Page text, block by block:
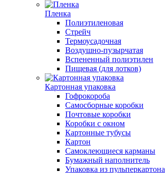
Пленка
Полиэтиленовая
Стрейч
Термоусадочная
Воздушно-пузырчатая
Вспененный полиэтилен
Пищевая (для лотков)
Картонная упаковка
Гофрокороба
Самосборные коробки
Почтовые коробки
Коробки с окном
Картонные тубусы
Картон
Самоклеющиеся карманы
Бумажный наполнитель
Упаковка из пульперкартона